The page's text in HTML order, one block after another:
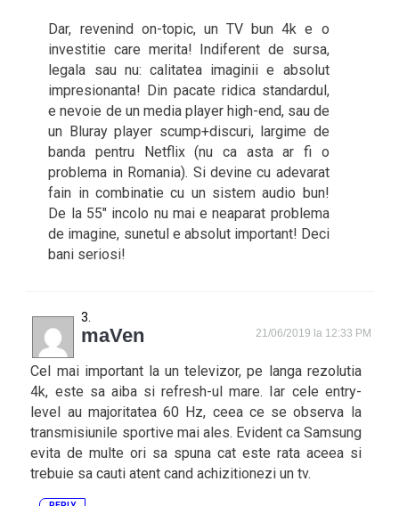
Dar, revenind on-topic, un TV bun 4k e o
investitie care merita! Indiferent de sursa,
legala sau nu: calitatea imaginii e absolut
impresionanta! Din pacate ridica standardul,
e nevoie de un media player high-end, sau de
un Bluray player scump+discuri, largime de
banda pentru Netflix (nu ca asta ar fi o
problema in Romania). Si devine cu adevarat
fain in combinatie cu un sistem audio bun!
De la 55″ incolo nu mai e neaparat problema
de imagine, sunetul e absolut important! Deci
bani seriosi!
maVen 21/06/2019 la 12:33 PM
Cel mai important la un televizor, pe langa rezolutia
4k, este sa aiba si refresh-ul mare. Iar cele entry-
level au majoritatea 60 Hz, ceea ce se observa la
transmisiunile sportive mai ales. Evident ca Samsung
evita de multe ori sa spuna cat este rata aceea si
trebuie sa cauti atent cand achizitionezi un tv.